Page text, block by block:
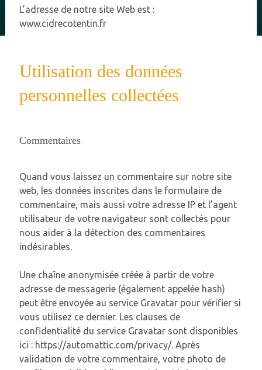
L’adresse de notre site Web est :
www.cidrecotentin.fr
Utilisation des données
personnelles collectées
Commentaires
Quand vous laissez un commentaire sur notre site
web, les données inscrites dans le formulaire de
commentaire, mais aussi votre adresse IP et l’agent
utilisateur de votre navigateur sont collectés pour
nous aider à la détection des commentaires
indésirables.
Une chaîne anonymisée créée à partir de votre
adresse de messagerie (également appelée hash)
peut être envoyée au service Gravatar pour vérifier si
vous utilisez ce dernier. Les clauses de
confidentialité du service Gravatar sont disponibles
ici : https://automattic.com/privacy/. Après
validation de votre commentaire, votre photo de